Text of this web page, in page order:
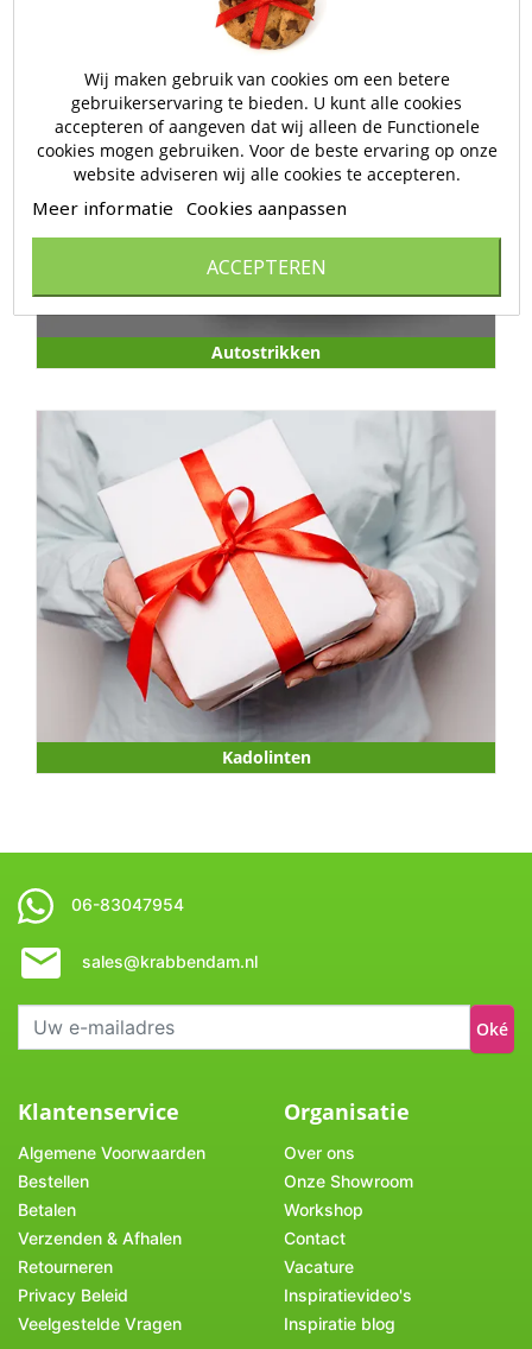
Autostrikken
Kadolinten
06-83047954
sales@krabbendam.nl
Oké
Klantenservice
Algemene Voorwaarden
Bestellen
Betalen
Verzenden & Afhalen
Retourneren
Privacy Beleid
Veelgestelde Vragen
Organisatie
Over ons
Onze Showroom
Workshop
Contact
Vacature
Inspiratievideo's
Inspiratie blog
Wij maken gebruik van cookies om een betere
gebruikerservaring te bieden. U kunt alle cookies
accepteren of aangeven dat wij alleen de Functionele
cookies mogen gebruiken. Voor de beste ervaring op onze
website adviseren wij alle cookies te accepteren.
Meer informatie Cookies aanpassen
ACCEPTEREN